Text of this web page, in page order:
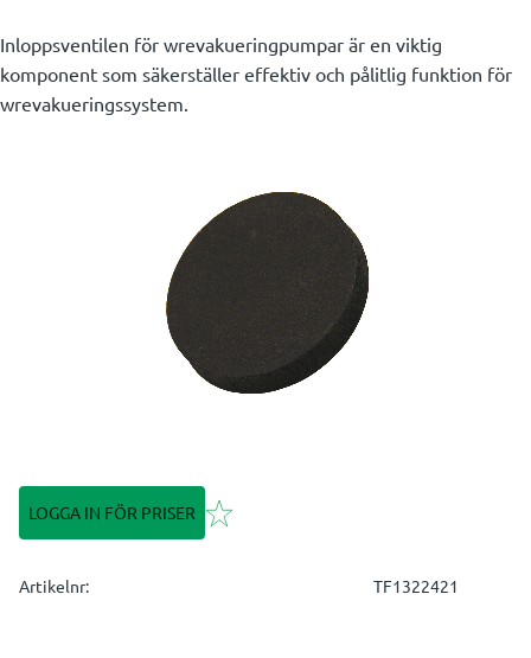
Inloppsventilen för wrevakueringpumpar är en viktig
komponent som säkerställer effektiv och pålitlig funktion för
wrevakueringssystem.
LOGGA IN FÖR PRISER Lägg till i favoriter
Artikelnr TF1322421